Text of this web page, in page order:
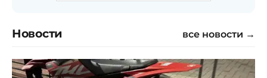
Новости все новости →